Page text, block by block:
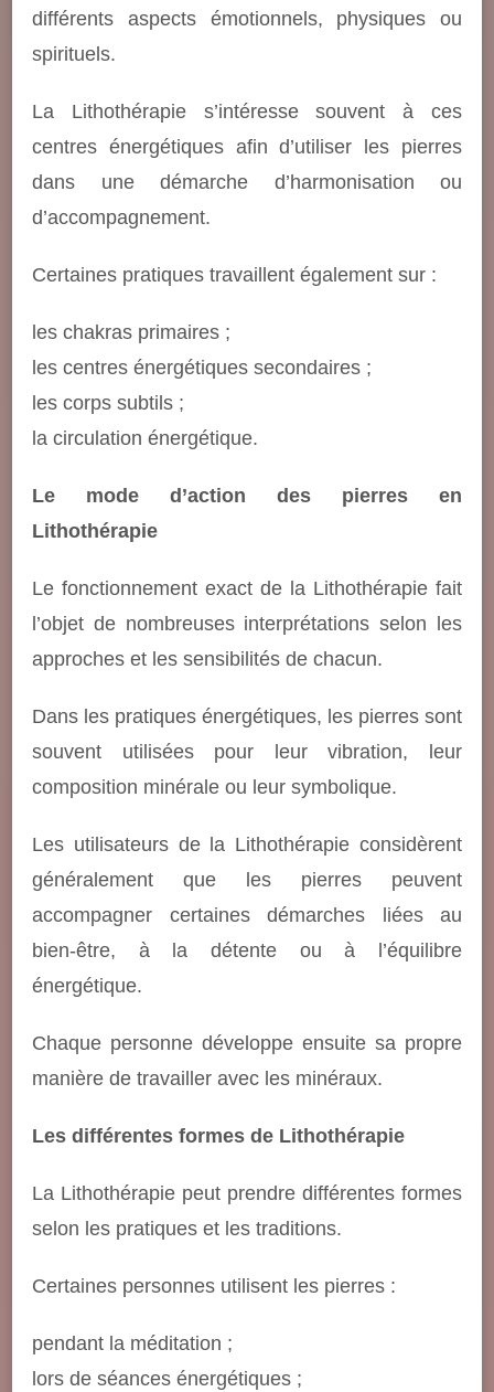
différents aspects émotionnels, physiques ou
spirituels.
La Lithothérapie s’intéresse souvent à ces
centres énergétiques afin d’utiliser les pierres
dans une démarche d’harmonisation ou
d’accompagnement.
Certaines pratiques travaillent également sur :
les chakras primaires ;
les centres énergétiques secondaires ;
les corps subtils ;
la circulation énergétique.
Le mode d’action des pierres en
Lithothérapie
Le fonctionnement exact de la Lithothérapie fait
l’objet de nombreuses interprétations selon les
approches et les sensibilités de chacun.
Dans les pratiques énergétiques, les pierres sont
souvent utilisées pour leur vibration, leur
composition minérale ou leur symbolique.
Les utilisateurs de la Lithothérapie considèrent
généralement que les pierres peuvent
accompagner certaines démarches liées au
bien-être, à la détente ou à l’équilibre
énergétique.
Chaque personne développe ensuite sa propre
manière de travailler avec les minéraux.
Les différentes formes de Lithothérapie
La Lithothérapie peut prendre différentes formes
selon les pratiques et les traditions.
Certaines personnes utilisent les pierres :
pendant la méditation ;
lors de séances énergétiques ;